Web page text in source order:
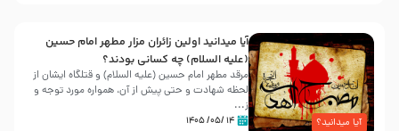
آیا میدانید؟
آیا میدانید اولین زائران مزار مطهر امام حسین
(علیه السلام) چه کسانی بودند؟
مرقد مطهر امام حسین (علیه السلام) و قتلگاه ایشان از
لحظه شهادت و حتی پیش از آن، همواره مورد توجه و
ز...
۱۴ /۰۵/ ۱۴۰۵